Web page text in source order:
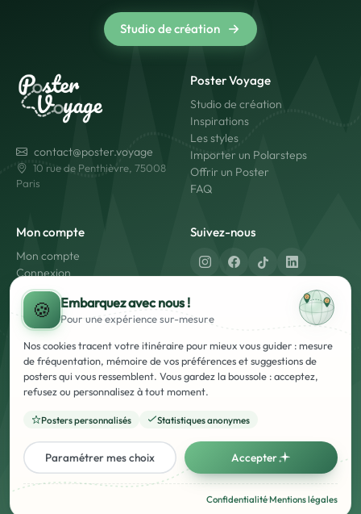
Studio de création
contact@poster.voyage
10 rue de Penthièvre, 75008
Paris
Poster Voyage
Studio de création
Inspirations
Les styles
Importer un Polarsteps
Offrir un Poster
FAQ
Mon compte
Mon compte
Connexion
Créer un compte
Suivez-nous
Paiement sécurisé
Mentions LégalesConditions Générales d'Utilisation et de Vente (CGUV)
Français
English
© Poster Voyage - 2026 - Tous droits réservés. - Marque Française
🍪 Embarquez avec nous !
Pour une expériencesur-mesure
Nos cookies tracent votre itinéraire pour mieux vous guider : mesure
de fréquentation, mémoire de vos préférences et suggestions de
posters qui vous ressemblent. Vous gardez la boussole : acceptez,
refusez ou personnalisez à tout moment.
Posters personnalisés Statistiques anonymes
Paramétrer mes choix Accepter
Confidentialité·Mentions légales